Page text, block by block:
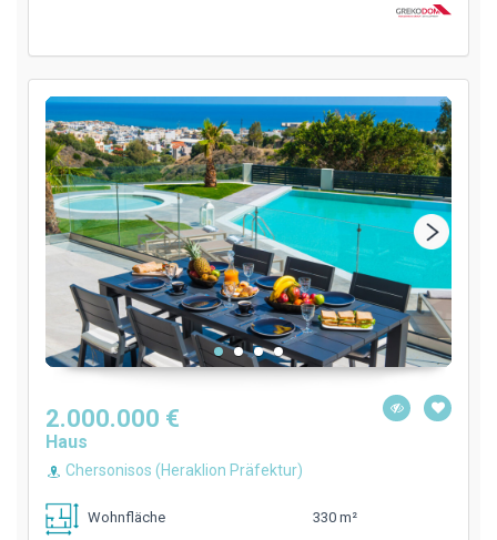
2.000.000 €
Haus
Chersonisos (Heraklion Präfektur)
Wohnfläche 330 m²